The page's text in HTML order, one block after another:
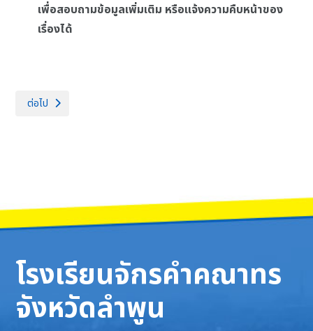
เพื่อสอบถามข้อมูลเพิ่มเติม หรือแจ้งความคืบหน้าของ
เรื่องได้
เนื้อหาถัดไป: รายการการจัดซื้อจัดจ้างหรือการจัดหาพัสดุและความก้าวหน้า
ต่อไป
โรงเรียนจักรคำคณาทร
จังหวัดลำพูน